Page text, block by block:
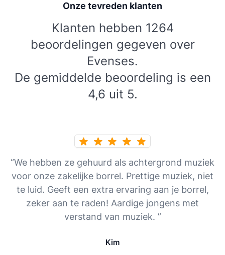
Onze tevreden klanten
Klanten hebben 1264
beoordelingen gegeven over
Evenses.
De gemiddelde beoordeling is een
4,6 uit 5.
“We hebben ze gehuurd als achtergrond muziek
voor onze zakelijke borrel. Prettige muziek, niet
te luid. Geeft een extra ervaring aan je borrel,
zeker aan te raden! Aardige jongens met
verstand van muziek. ”
Kim